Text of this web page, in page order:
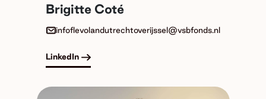
Brigitte Coté
infoflevolandutrechtoverijssel@vsbfonds.nl
LinkedIn